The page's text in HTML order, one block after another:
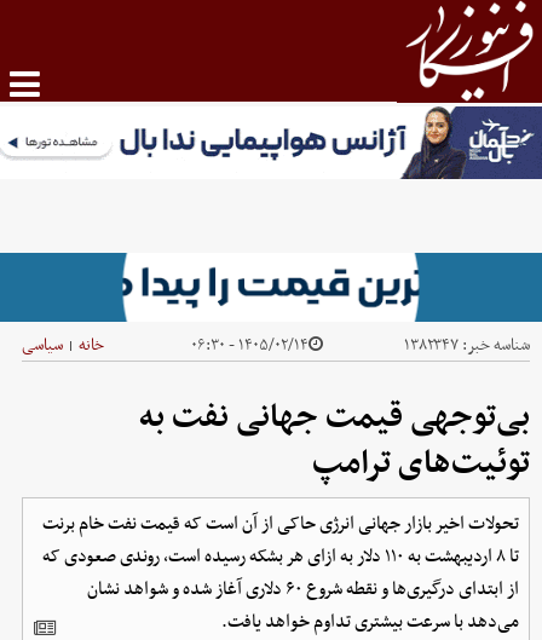
شناسه خبر:۱۳۸۲۳۴۷ ۱۴۰۵/۰۲/۱۴ - ۰۶:۳۰ خانه | سیاسی
بی‌توجهی قیمت جهانی نفت به
توئیت‌های ترامپ
تحولات اخیر بازار جهانی انرژی حاکی از آن است که قیمت نفت خام برنت
تا ۸ اردیبهشت‌ به ۱۱۰ دلار به ازای هر بشکه رسیده است، روندی صعودی که
از ابتدای درگیری‌ها و نقطه شروع ۶۰ دلاری آغاز شده و شواهد نشان
می‌دهد با سرعت بیشتری تداوم خواهد یافت.